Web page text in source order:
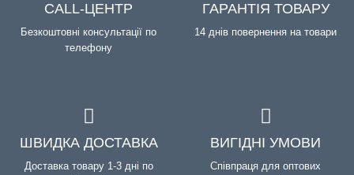
CALL-ЦЕНТР
Безкоштовні консультації по
телефону
ГАРАНТІЯ ТОВАРУ
14 днів повернення на товари
ШВИДКА ДОСТАВКА
Доставка товару 1-3 дні по
ВИГІДНІ УМОВИ
Співпраця для оптових